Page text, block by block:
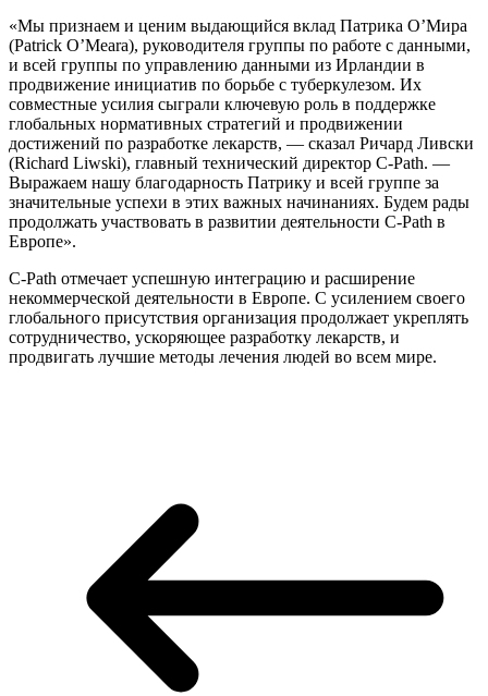
«Мы признаем и ценим выдающийся вклад Патрика О’Мира
(Patrick O’Meara), руководителя группы по работе с данными,
и всей группы по управлению данными из Ирландии в
продвижение инициатив по борьбе с туберкулезом. Их
совместные усилия сыграли ключевую роль в поддержке
глобальных нормативных стратегий и продвижении
достижений по разработке лекарств, — сказал Ричард Ливски
(Richard Liwski), главный технический директор C-Path. —
Выражаем нашу благодарность Патрику и всей группе за
значительные успехи в этих важных начинаниях. Будем рады
продолжать участвовать в развитии деятельности C-Path в
Европе».
C-Path отмечает успешную интеграцию и расширение
некоммерческой деятельности в Европе. С усилением своего
глобального присутствия организация продолжает укреплять
сотрудничество, ускоряющее разработку лекарств, и
продвигать лучшие методы лечения людей во всем мире.